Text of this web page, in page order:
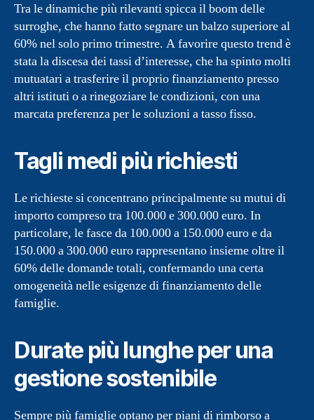
Tra le dinamiche più rilevanti spicca il boom delle
surroghe, che hanno fatto segnare un balzo superiore al
60% nel solo primo trimestre. A favorire questo trend è
stata la discesa dei tassi d’interesse, che ha spinto molti
mutuatari a trasferire il proprio finanziamento presso
altri istituti o a rinegoziare le condizioni, con una
marcata preferenza per le soluzioni a tasso fisso.
Tagli medi più richiesti
Le richieste si concentrano principalmente su mutui di
importo compreso tra 100.000 e 300.000 euro. In
particolare, le fasce da 100.000 a 150.000 euro e da
150.000 a 300.000 euro rappresentano insieme oltre il
60% delle domande totali, confermando una certa
omogeneità nelle esigenze di finanziamento delle
famiglie.
Durate più lunghe per una
gestione sostenibile
Sempre più famiglie optano per piani di rimborso a